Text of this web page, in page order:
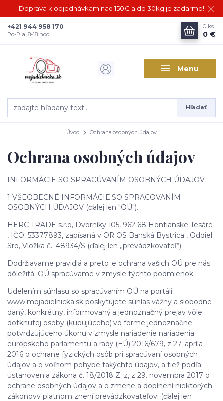
Doprava k objednávkam nad 150€ a do 30kg je zadarmo!
Menu
Hľadať
+421 944 958 170
Po-Pia, 8-18 hod.
0 ks
0 €
Úvod Ochrana osobných údajov
Ochrana osobných údajov
INFORMÁCIE SO SPRACÚVANÍM OSOBNÝCH ÚDAJOV.
1 VŠEOBECNÉ INFORMÁCIE SO SPRACOVANÍM
OSOBNÝCH ÚDAJOV (ďalej len "OÚ").
HERC TRADE s.r.o, Dvorníky 105, 962 68 Hontianske Tesáre
, IČO: 53377893, zapísaná v OR OS Banská Bystrica , Oddiel:
Sro, Vložka č.: 48934/S (ďalej len „prevádzkovateľ“).
Dodržiavame pravidlá a preto je ochrana vašich OÚ pre nás
dôležitá. OÚ spracúvame v zmysle týchto podmienok.
Udelením súhlasu so spracúvaním OÚ na portáli
www.mojadielnicka.sk poskytujete súhlas vážny a slobodne
daný, konkrétny, informovaný a jednoznačný prejav vôle
dotknutej osoby (kupujúceho) vo forme jednoznačne
potvrdzujúceho úkonu v zmysle nariadenie nariadenia
európskeho parlamentu a rady (EÚ) 2016/679, z 27. apríla
2016 o ochrane fyzických osôb pri spracúvaní osobných
údajov a o voľnom pohybe takýchto údajov, a tiež podľa
ustanovenia zákona č. 18/2018 Z. z, z 29. novembra 2017 o
ochrane osobných údajov a o zmene a doplnení niektorých
zákonovv platnom znení prevádzkovateľovi (ďalej len